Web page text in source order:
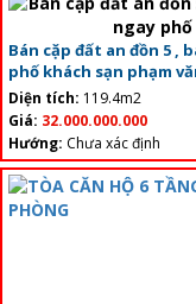
Bán cặp đất an đồn 5 ,
phố khách sạn phạm
Diện tích: 119.4m2
Giá: 32.000.000.000
Hướng: Chưa xác định